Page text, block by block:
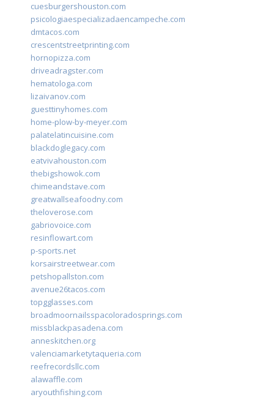
cuesburgershouston.com
psicologiaespecializadaencampeche.com
dmtacos.com
crescentstreetprinting.com
hornopizza.com
driveadragster.com
hematologa.com
lizaivanov.com
guesttinyhomes.com
home-plow-by-meyer.com
palatelatincuisine.com
blackdoglegacy.com
eatvivahouston.com
thebigshowok.com
chimeandstave.com
greatwallseafoodny.com
theloverose.com
gabriovoice.com
resinflowart.com
p-sports.net
korsairstreetwear.com
petshopallston.com
avenue26tacos.com
topgglasses.com
broadmoornailsspacoloradosprings.com
missblackpasadena.com
anneskitchen.org
valenciamarketytaqueria.com
reefrecordsllc.com
alawaffle.com
aryouthfishing.com